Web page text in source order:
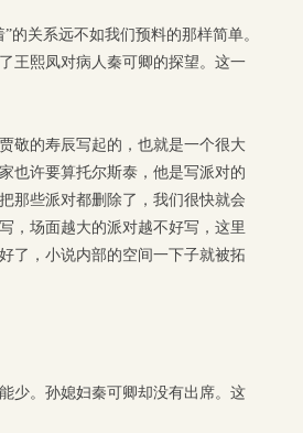
关系远不如我们预料的那样简单。
王熙凤对病人秦可卿的探望。这一
敬的寿辰写起的，也就是一个很大
也许要算托尔斯泰，他是写派对的
些派对都删除了，我们很快就会
，场面越大的派对越不好写，这里
了，小说内部的空间一下子就被拓
少。孙媳妇秦可卿却没有出席。这